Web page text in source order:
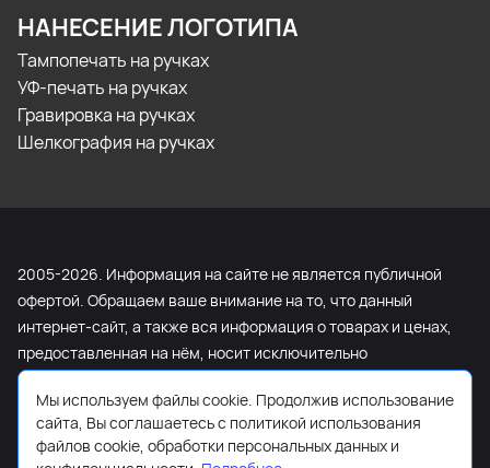
НАНЕСЕНИЕ ЛОГОТИПА
Тампопечать на ручках
УФ-печать на ручках
Гравировка на ручках
Шелкография на ручках
2005-2026. Информация на сайте не является публичной
офертой. Обращаем ваше внимание на то, что данный
интернет-сайт, а также вся информация о товарах и ценах,
предоставленная на нём, носит исключительно
информационный характер и ни при каких условиях не
является публичной офертой, определяемой положениями
Статьи 437 Гражданского кодекса Российской Федерации.
Для получения подробной информации о наличии и
Мы используем файлы cookie. Продолжив использование
сайта, Вы соглашаетесь с политикой использования
файлов cookie, обработки персональных данных и